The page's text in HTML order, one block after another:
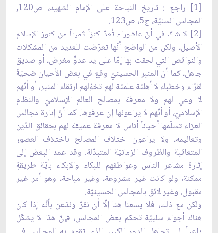
[1] راجع : تاريخ النياحة على الإمام الشهيد، ص120,
المجالس السنيّة، ج5، ص123.
[2] لا شكّ في أنّ عاشوراء تُعدّ كنزاً ثميناً من كنوز الإسلام
الأصيل، ولكن من الواضح أنّها تعرّضت للعديد من المشكلات
والنواقص التي لحقت بها إمّا على يد عدوٍّ مغرض، أو صديق
جاهل، كما أنّ المنبر الحسينيّ وقع في بعض الأحيان ضحيّةً
لقرّاء وخطباء لا أهليّة علميّة لهم تخوّلهم ارتقاء المنبر، أو أنّهم
لا وعي لهم ولا معرفة بمصالح العالم الإسلاميّ والنظام
الإسلاميّ، أو أنّهم لا يراعونها إن عرفوها. كما أنّ إدارة مجالس
العزاء تسلّمها أحياناً أناس لا معرفة عميقة لهم بحقائق الدّين
وتعاليمه، ولا يراعون اختلاف المصالح باختلاف العصور
المتعاقبة والظروف الزمانيّة المتبدّلة. وقد عمد البعض إلى
إثارة مشاعر الناس وعواطفهم للبكاء والإبكاء بأيّة طريقةٍ
ممكنة، ولو كانت غير مشروعة، وغير مباحة، وهو أمر غير
مقبول، وغير لائق بالمجالس الحسينيّة.
ولكن مع ذلك، فلا يسعنا هنا إلّا أن نقرّ ونذعن بأنّه إذا كان
هناك أجواء سلبيّة تحكم بعض المجالس، فإنّ هذا لا يشكّل